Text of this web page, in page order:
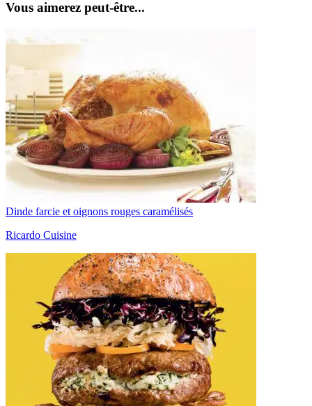
Vous aimerez peut-être...
Dinde farcie et oignons rouges caramélisés
Ricardo Cuisine